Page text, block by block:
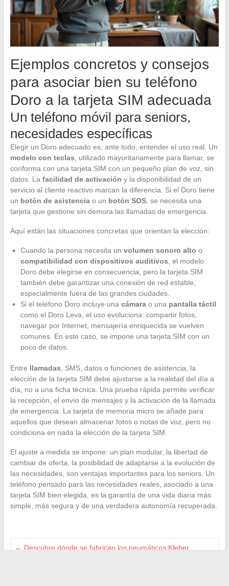
Ejemplos concretos y consejos
para asociar bien su teléfono
Doro a la tarjeta SIM adecuada
Un teléfono móvil para seniors,
necesidades específicas
Elegir un Doro adecuado es, ante todo, entender el uso real. Un
modelo con teclas , utilizado mayoritariamente para llamar, se
conforma con una tarjeta SIM con un pequeño plan de voz, sin
datos. La facilidad de activación y la disponibilidad de un
servicio al cliente reactivo marcan la diferencia. Si el Doro tiene
un botón de asistenciao un botón SOS, se necesita una
tarjeta que gestione sin demora las llamadas de emergencia.
Aquí están las situaciones concretas que orientan la elección:
Cuando la persona necesita un volumen sonoro alto o
compatibilidad con dispositivos auditivos , el modelo
Doro debe elegirse en consecuencia, pero la tarjeta SIM
también debe garantizar una conexión de red estable,
especialmente fuera de las grandes ciudades.
Si el teléfono Doro incluye una cámarao una pantalla táctil
como el Doro Leva, el uso evoluciona: compartir fotos,
navegar por Internet, mensajería enriquecida se vuelven
comunes. En este caso, se impone una tarjeta SIM con un
poco de datos.
Entre llamadas , SMS, datos o funciones de asistencia, la
elección de la tarjeta SIM debe ajustarse a la realidad del día a
día, no a una ficha técnica. Una prueba rápida permite verificar
la recepción, el envío de mensajes y la activación de la llamada
de emergencia. La tarjeta de memoria micro se añade para
aquellos que desean almacenar fotos o notas de voz, pero no
condiciona en nada la elección de la tarjeta SIM.
El ajuste a medida se impone: un plan modular, la libertad de
cambiar de oferta, la posibilidad de adaptarse a la evolución de
las necesidades, son ventajas importantes para los seniors. Un
teléfono pensado para las necesidades reales, asociado a una
tarjeta SIM bien elegida, es la garantía de una vida diaria más
simple, más segura y de una verdadera autonomía recuperada.
← Descubre dónde se fabrican los neumáticos Kleber